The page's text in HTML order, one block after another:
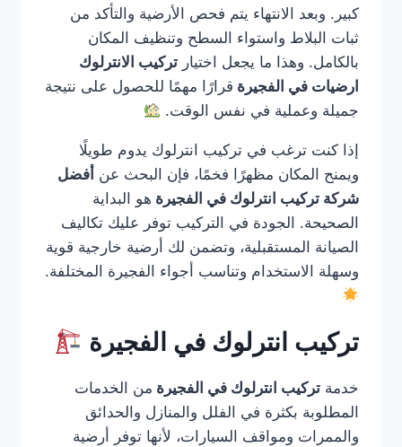
كبير. وبعد الانتهاء يتم فحص الأرضية والتأكد من
ثبات البلاط واستواء السطح وتنظيف المكان
بالكامل. وهذا ما يجعل اختيار تركيب الانترلوك
ارضيات في الفجيرة قرارًا مهمًا للحصول على نتيجة
جميلة وعملية في نفس الوقت.
إذا كنت ترغب في تركيب انترلوك يدوم طويلًا
ويمنح المكان مظهرًا فخمًا، فإن البحث عن أفضل
شركة تركيب انترلوك في الفجيرة هو البداية
الصحيحة. الجودة في التركيب توفر عليك تكاليف
الصيانة المستقبلية، وتضمن لك أرضية خارجية قوية
وسهلة الاستخدام وتناسب أجواء الفجيرة المختلفة.
تركيب انترلوك في الفجيرة
خدمة تركيب انترلوك في الفجيرة من الخدمات
المطلوبة بكثرة في الفلل والمنازل والحدائق
والممرات ومواقف السيارات، لأنها توفر أرضية